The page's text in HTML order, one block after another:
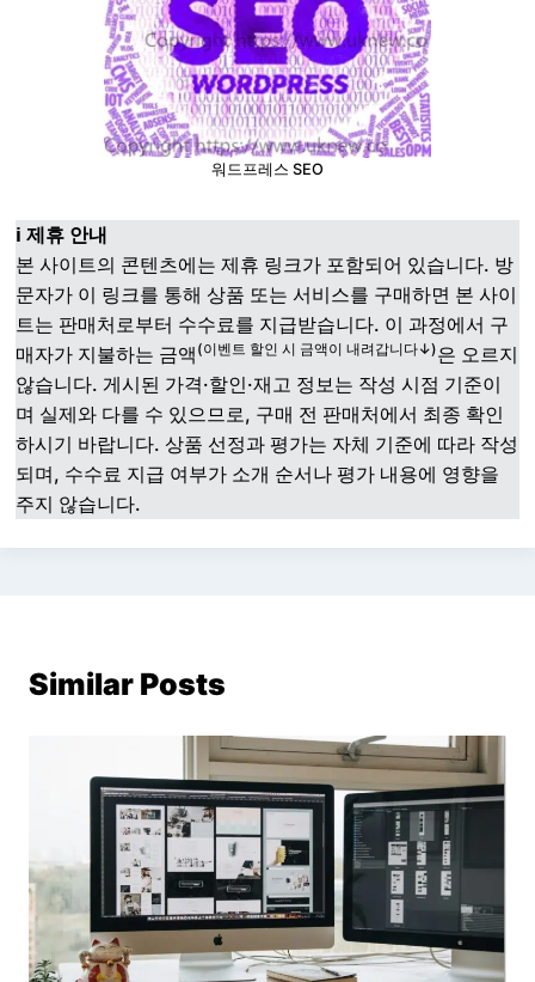
워드프레스 SEO
ℹ️ 제휴 안내
본 사이트의 콘텐츠에는 제휴 링크가 포함되어 있습니다. 방
문자가 이 링크를 통해 상품 또는 서비스를 구매하면 본 사이
트는 판매처로부터 수수료를 지급받습니다. 이 과정에서 구
매자가 지불하는 금액 (이벤트 할인 시 금액이 내려갑니다↓)은 오르지
않습니다. 게시된 가격·할인·재고 정보는 작성 시점 기준이
며 실제와 다를 수 있으므로, 구매 전 판매처에서 최종 확인
하시기 바랍니다. 상품 선정과 평가는 자체 기준에 따라 작성
되며, 수수료 지급 여부가 소개 순서나 평가 내용에 영향을
주지 않습니다.
Similar Posts